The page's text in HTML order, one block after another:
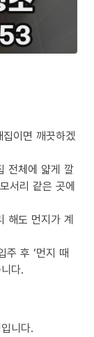
이면 깨끗하겠
전체에 얇게 깔
서리 같은 곳에
해도 먼지가 계
주 후 ‘먼지 때
다.
니다.